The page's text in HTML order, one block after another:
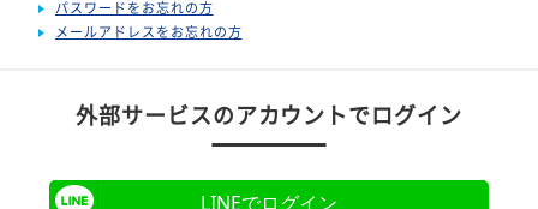
パスワードをお忘れの方
メールアドレスをお忘れの方
外部サービスのアカウントでログイン
LINEでログイン